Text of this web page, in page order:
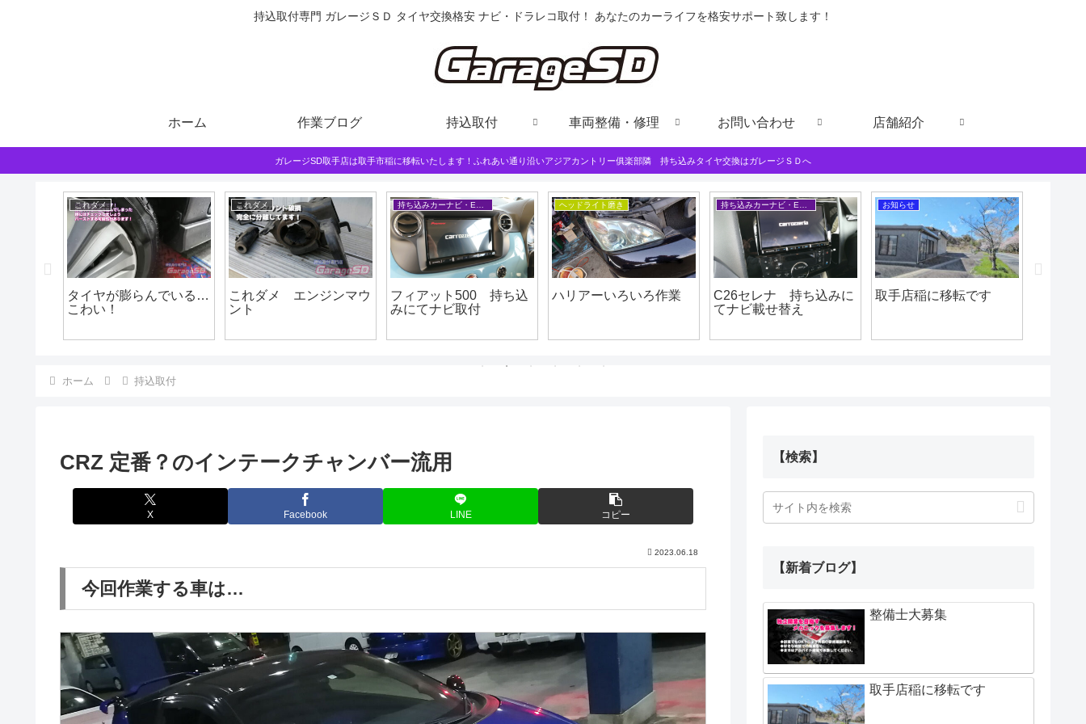
持込取付専門 ガレージＳＤ タイヤ交換格安 ナビ・ドラレコ取付！ あなたのカーライフを格安サポート致します！
ホーム 作業ブログ 持込取付 車両整備・修理 お問い合わせ 店舗紹介
ガレージSD取手店は取手市稲に移転いたします！ふれあい通り沿いアジアカントリー俱楽部隣 持ち込みタイヤ交換はガレージＳＤへ
これダメ
タイヤが膨らんでいる…
こわい！
これダメ
これダメ エンジンマウ
ント
持ち込みカーナビ・ETCなど
フィアット500 持ち込
みにてナビ取付
ヘッドライト磨き
ハリアーいろいろ作業
持ち込みカーナビ・ETCなど
C26セレナ 持ち込みに
てナビ載せ替え
お知らせ
取手店稲に移転です
ホーム 持込取付
CRZ 定番？のインテークチャンバー流用
X Facebook LINE コピー
2023.06.18
今回作業する車は…
【検索】
【新着ブログ】
整備士大募集
取手店稲に移転です